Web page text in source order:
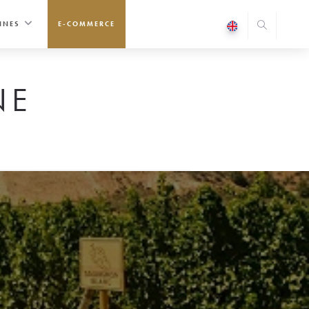
E-COMMERCE